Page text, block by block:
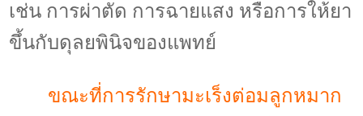
เช่น การผ่าตัด การฉายแสง หรือการให้ยา
ขึ้นกับดุลยพินิจของแพทย์
ขณะที่การรักษามะเร็งต่อมลูกหมาก